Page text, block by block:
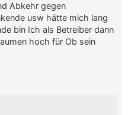
Abkehr gegen
usw hätte mich lang
bin Ich als Betreiber dann
hoch für Ob sein